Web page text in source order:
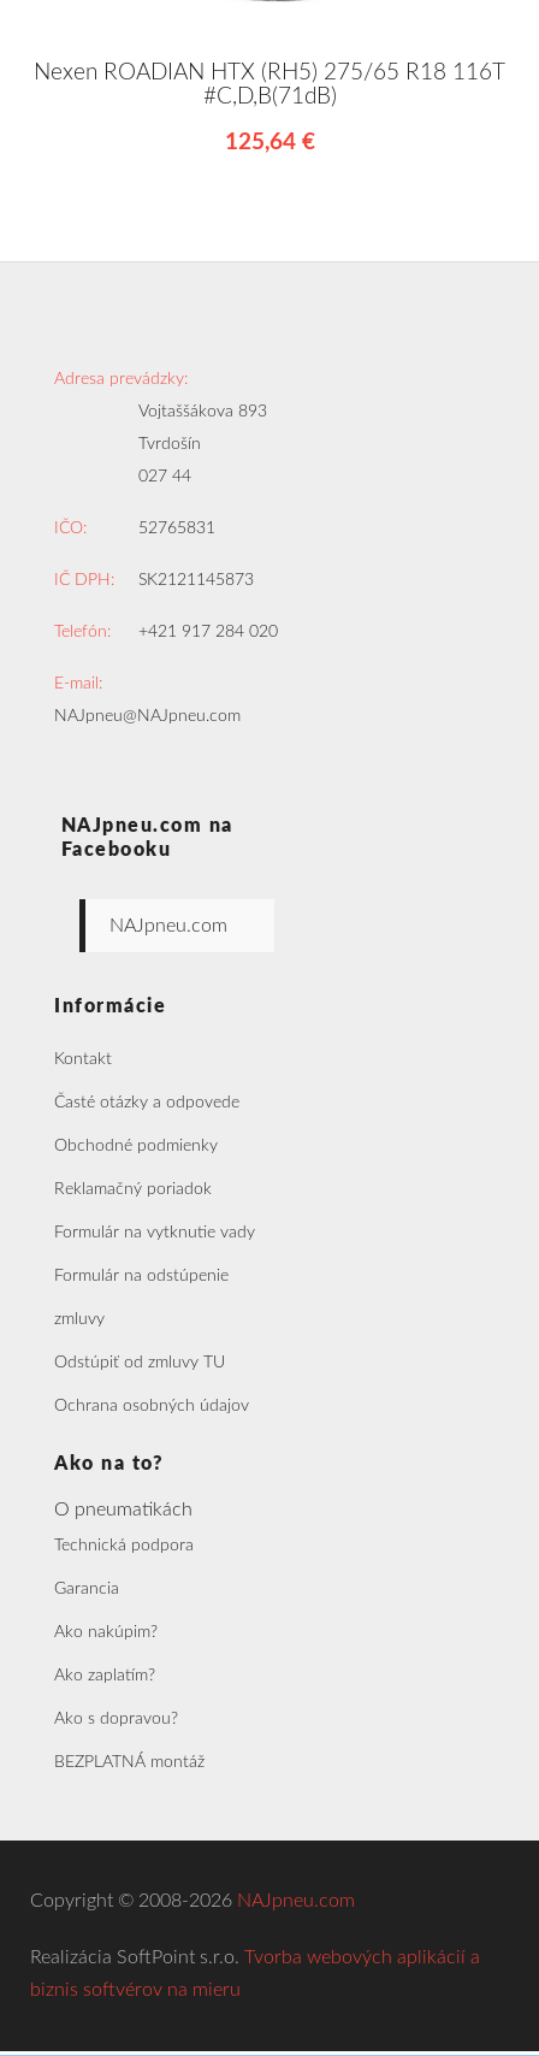
Nexen ROADIAN HTX (RH5) 275/65 R18 116T
#C,D,B(71dB)
125,64 €
Adresa prevádzky:
Vojtaššákova 893
Tvrdošín
027 44
IČO: 52765831
IČ DPH: SK2121145873
Telefón: +421 917 284 020
E-mail:
NAJpneu@NAJpneu.com
NAJpneu.com na
Facebooku
NAJpneu.com
Informácie
Kontakt
Časté otázky a odpovede
Obchodné podmienky
Reklamačný poriadok
Formulár na vytknutie vady
Formulár na odstúpenie
zmluvy
Odstúpiť od zmluvy TU
Ochrana osobných údajov
Ako na to?
O pneumatikách
Technická podpora
Garancia
Ako nakúpim?
Ako zaplatím?
Ako s dopravou?
BEZPLATNÁ montáž
Copyright © 2008-2026 NAJpneu.com
Realizácia SoftPoint s.r.o. Tvorba webových aplikácií a
biznis softvérov na mieru